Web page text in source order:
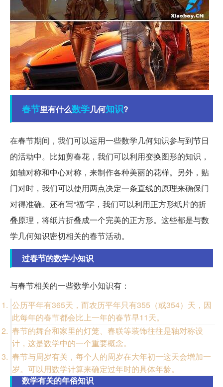
春节里有什么数学几何知识?
在春节期间，我们可以运用一些数学几何知识参与到节日
的活动中。比如剪春花，我们可以利用变换图形的知识，
如轴对称和中心对称，来制作各种美丽的花样。另外，贴
门对时，我们可以使用两点决定一条直线的原理来确保门
对得准确。还有写“福”字，我们可以利用正方形纸片的折
叠原理，将纸片折叠成一个完美的正方形。这些都是与数
学几何知识密切相关的春节活动。
过春节的数学小知识
与春节相关的一些数学小知识有：
公历平年有365天，而农历平年只有355（或354）天，因
此每年的春节都会比上一年的春节早11天。
春节的舞台和家里的灯笼、春联等装饰往往是轴对称设
计，这是数学中的一个重要概念。
春节与周岁有关，每个人的周岁在大年初一这天会增加一
岁。可以用数学计算来确定过年时的具体年龄。
数学有关的年俗知识